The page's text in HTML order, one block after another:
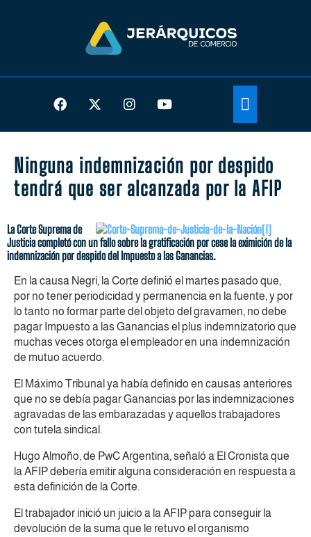
Ninguna indemnización por despido
tendrá que ser alcanzada por la AFIP
La Corte Suprema de
Justicia completó con un fallo sobre la gratificación por cese la eximición de la
indemnización por despido del Impuesto a las Ganancias.
En la causa Negri, la Corte definió el martes pasado que,
por no tener periodicidad y permanencia en la fuente, y por
lo tanto no formar parte del objeto del gravamen, no debe
pagar Impuesto a las Ganancias el plus indemnizatorio que
muchas veces otorga el empleador en una indemnización
de mutuo acuerdo.
El Máximo Tribunal ya había definido en causas anteriores
que no se debía pagar Ganancias por las indemnizaciones
agravadas de las embarazadas y aquellos trabajadores
con tutela sindical.
Hugo Almoño, de PwC Argentina, señaló a El Cronista que
la AFIP debería emitir alguna consideración en respuesta a
esta definición de la Corte.
El trabajador inició un juicio a la AFIP para conseguir la
devolución de la suma que le retuvo el organismo